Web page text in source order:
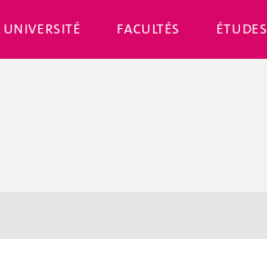
UNIVERSITÉ FACULTÉS ÉTUDES